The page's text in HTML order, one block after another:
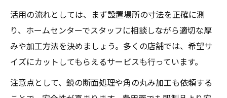
活用の流れとしては、まず設置場所の寸法を正確に測
り、ホームセンターでスタッフに相談しながら適切な厚
みや加工方法を決めましょう。多くの店舗では、希望サ
イズにカットしてもらえるサービスも行っています。
注意点として、鏡の断面処理や角の丸み加工も依頼する